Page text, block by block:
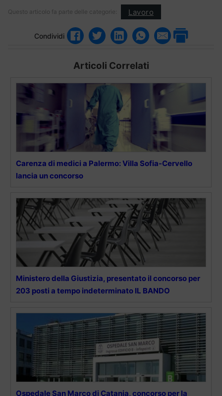
Questo articolo fa parte delle categorie: Lavoro
Condividi
Articoli Correlati
Carenza di medici a Palermo: Villa Sofia-Cervello
lancia un concorso
Ministero della Giustizia, presentato il concorso per
203 posti a tempo indeterminato IL BANDO
Ospedale San Marco di Catania, concorso per la